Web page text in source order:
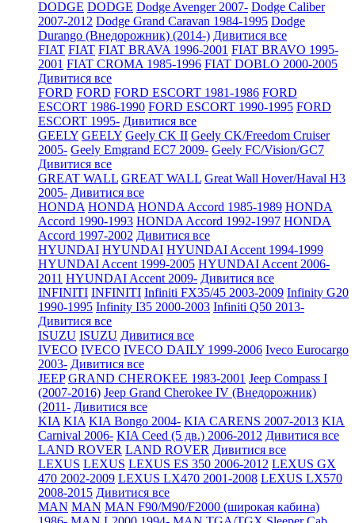
DODGE DODGE Dodge Avenger 2007- Dodge Caliber
2007-2012 Dodge Grand Caravan 1984-1995 Dodge
Durango (Внедорожник) (2014-) Дивитися все
FIAT FIAT FIAT BRAVA 1996-2001 FIAT BRAVO 1995-
2001 FIAT CROMA 1985-1996 FIAT DOBLO 2000-2005
Дивитися все
FORD FORD FORD ESCORT 1981-1986 FORD
ESCORT 1986-1990 FORD ESCORT 1990-1995 FORD
ESCORT 1995- Дивитися все
GEELY GEELY Geely CK II Geely CK/Freedom Cruiser
2005- Geely Emgrand EC7 2009- Geely FC/Vision/GC7
Дивитися все
GREAT WALL GREAT WALL Great Wall Hover/Haval H3
2005- Дивитися все
HONDA HONDA HONDA Accord 1985-1989 HONDA
Accord 1990-1993 HONDA Accord 1992-1997 HONDA
Accord 1997-2002 Дивитися все
HYUNDAI HYUNDAI HYUNDAI Accent 1994-1999
HYUNDAI Accent 1999-2005 HYUNDAI Accent 2006-
2011 HYUNDAI Accent 2009- Дивитися все
INFINITI INFINITI Infiniti FX35/45 2003-2009 Infinity G20
1990-1995 Infinity I35 2000-2003 Infiniti Q50 2013-
Дивитися все
ISUZU ISUZU Дивитися все
IVECO IVECO IVECO DAILY 1999-2006 Iveco Eurocargo
2003- Дивитися все
JEEP GRAND CHEROKEE 1983-2001 Jeep Compass I
(2007-2016) Jeep Grand Cherokee IV (Внедорожник)
(2011- Дивитися все
KIA KIA KIA Bongo 2004- KIA CARENS 2007-2013 KIA
Carnival 2006- KIA Ceed (5 дв.) 2006-2012 Дивитися все
LAND ROVER LAND ROVER Дивитися все
LEXUS LEXUS LEXUS ES 350 2006-2012 LEXUS GX
470 2002-2009 LEXUS LX470 2001-2008 LEXUS LX570
2008-2015 Дивитися все
MAN MAN MAN F90/M90/F2000 (широкая кабина)